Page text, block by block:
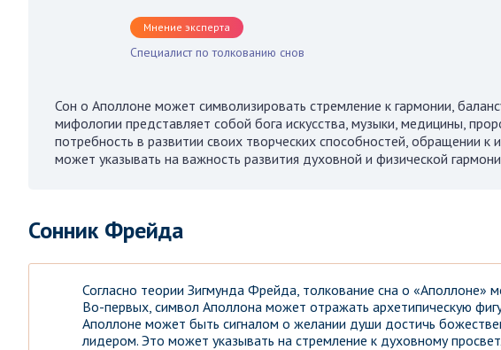
Мнение эксперта
Специалист по толкованию снов
Сон о Аполлоне может символизировать стремление к гармонии,
мифологии представляет собой бога искусства, музыки, медицины,
потребность в развитии своих творческих способностей, обращении к
может указывать на важность развития духовной и физической
Сонник Фрейда
Согласно теории Зигмунда Фрейда, толкование сна о «Аполлоне»
Во-первых, символ Аполлона может отражать архетипическую
Аполлоне может быть сигналом о желании души достичь
лидером. Это может указывать на стремление к духовному